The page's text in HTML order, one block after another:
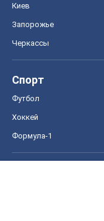
Киев
Запорожье
Черкассы
Спорт
Футбол
Хоккей
Формула-1